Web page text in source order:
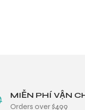
MIỄN PHÍ VẬN
Orders over $499